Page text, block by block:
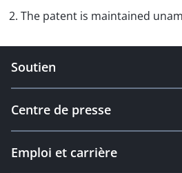
2. The patent is maintained
Soutien
Centre de presse
Emploi et carrière